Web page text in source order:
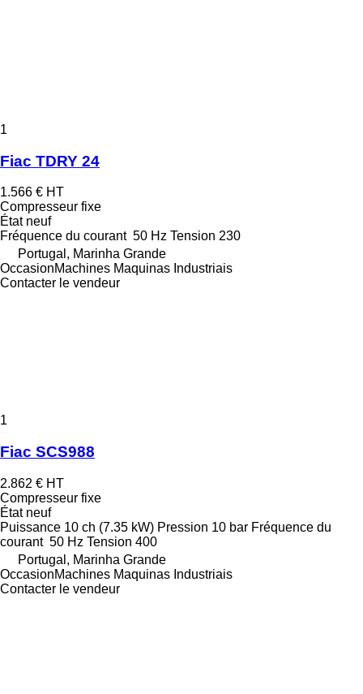
1
Fiac TDRY 24
1.566 € HT
Compresseur fixe
Étatneuf
Fréquence du courant 50 Hz Tension 230
Portugal, Marinha Grande
OccasionMachines Maquinas Industriais
Contacter le vendeur
1
Fiac SCS988
2.862 € HT
Compresseur fixe
Étatneuf
Puissance 10 ch (7.35 kW) Pression 10 bar Fréquence du
courant 50 Hz Tension 400
Portugal, Marinha Grande
OccasionMachines Maquinas Industriais
Contacter le vendeur